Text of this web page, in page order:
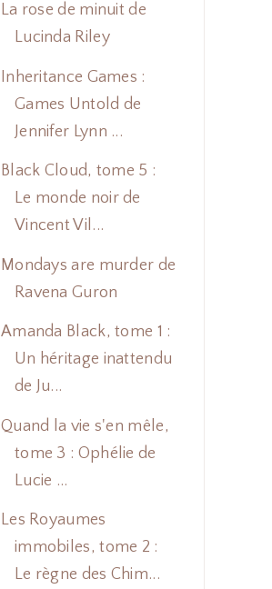
La rose de minuit de
Lucinda Riley
Inheritance Games :
Games Untold de
Jennifer Lynn ...
Black Cloud, tome 5 :
Le monde noir de
Vincent Vil...
Mondays are murder de
Ravena Guron
Amanda Black, tome 1 :
Un héritage inattendu
de Ju...
Quand la vie s'en mêle,
tome 3 : Ophélie de
Lucie ...
Les Royaumes
immobiles, tome 2 :
Le règne des Chim...